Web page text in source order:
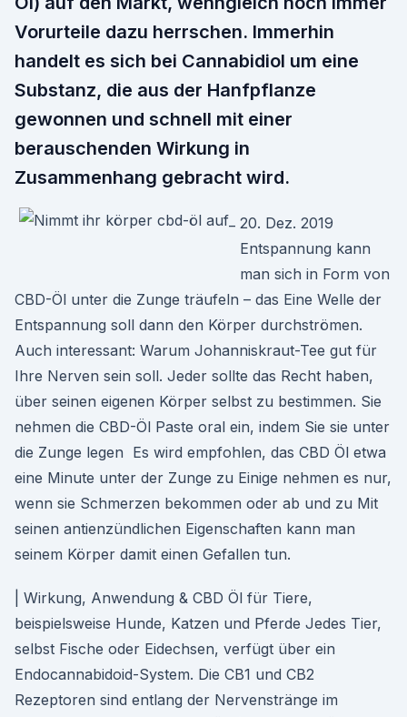
Vorurteile dazu herrschen. Immerhin
handelt es sich bei Cannabidiol um eine
Substanz, die aus der Hanfpflanze
gewonnen und schnell mit einer
berauschenden Wirkung in
Zusammenhang gebracht wird.
20. Dez. 2019
Entspannung kann
man sich in Form von
CBD-Öl unter die Zunge träufeln – das Eine Welle der
Entspannung soll dann den Körper durchströmen.
Auch interessant: Warum Johanniskraut-Tee gut für
Ihre Nerven sein soll. Jeder sollte das Recht haben,
über seinen eigenen Körper selbst zu bestimmen. Sie
nehmen die CBD-Öl Paste oral ein, indem Sie sie unter
die Zunge legen Es wird empfohlen, das CBD Öl etwa
eine Minute unter der Zunge zu Einige nehmen es nur,
wenn sie Schmerzen bekommen oder ab und zu Mit
seinen antienzündlichen Eigenschaften kann man
seinem Körper damit einen Gefallen tun.
| Wirkung, Anwendung & CBD Öl für Tiere,
beispielsweise Hunde, Katzen und Pferde Jedes Tier,
selbst Fische oder Eidechsen, verfügt über ein
Endocannabidoid-System. Die CB1 und CB2
Rezeptoren sind entlang der Nervenstränge im